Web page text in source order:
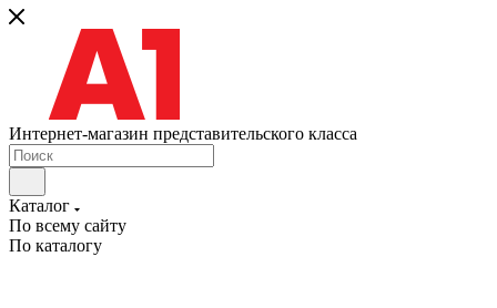
Интернет-магазин представительского класса
Каталог
По всему сайту
По каталогу